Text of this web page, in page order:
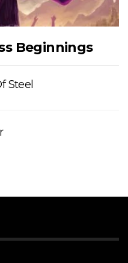
Beginnings
Steel